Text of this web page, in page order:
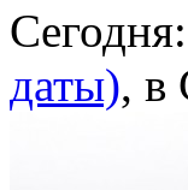
Сегодня:
даты), в